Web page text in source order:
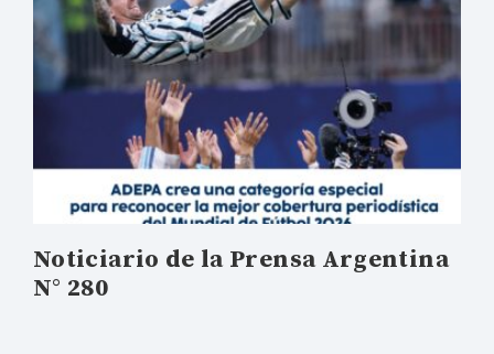
Noticiario de la Prensa Argentina
N° 280